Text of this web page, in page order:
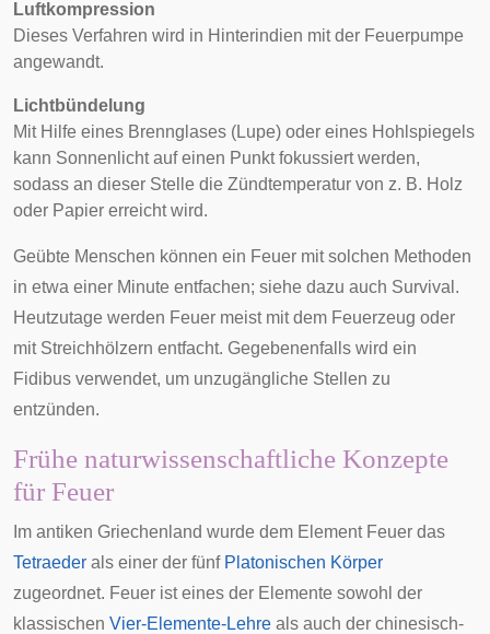
Luftkompression
Dieses Verfahren wird in Hinterindien mit der Feuerpumpe
angewandt.
Lichtbündelung
Mit Hilfe eines Brennglases (Lupe) oder eines Hohlspiegels
kann Sonnenlicht auf einen Punkt fokussiert werden,
sodass an dieser Stelle die Zündtemperatur von z. B. Holz
oder Papier erreicht wird.
Geübte Menschen können ein Feuer mit solchen Methoden
in etwa einer Minute entfachen; siehe dazu auch Survival .
Heutzutage werden Feuer meist mit dem Feuerzeug oder
mit Streichhölzern entfacht. Gegebenenfalls wird ein
Fidibus verwendet, um unzugängliche Stellen zu
entzünden.
Frühe naturwissenschaftliche Konzepte
für Feuer
Im antiken Griechenland wurde dem Element Feuer das
Tetraeder als einer der fünf Platonischen Körper
zugeordnet. Feuer ist eines der Elemente sowohl der
klassischen Vier-Elemente-Lehre als auch der chinesisch-